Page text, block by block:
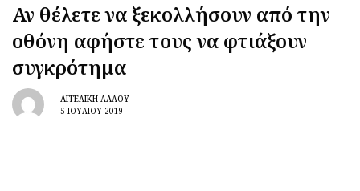
Αν θέλετε να ξεκολλήσουν από την
οθόνη αφήστε τους να φτιάξουν
συγκρότημα
ΑΓΓΕΛΙΚΉ ΛΆΛΟΥ
5 ΙΟΥΛΊΟΥ 2019